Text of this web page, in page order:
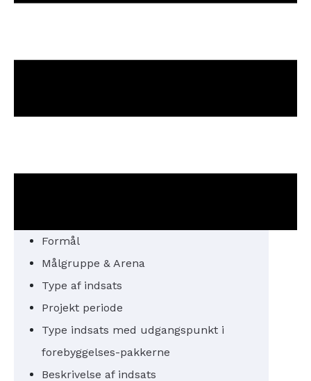
Formål
Målgruppe & Arena
Type af indsats
Projekt periode
Type indsats med udgangspunkt i
forebyggelses-pakkerne
Beskrivelse af indsats